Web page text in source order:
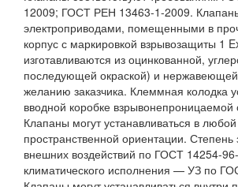
12009; ГОСТ РЕН 13463-1-2009.
электроприводами, помещенными в
корпус с маркировкой взрывозащиты 1
изготавливаются из оцинкованной,
последующей окраской) и
желанию заказчика. Клеммная колодка
вводной коробке взрывонепроницаемой
Клапаны могут устанавливаться в любой
пространственной ориентации.
внешних воздействий по ГОСТ 14254-
климатического исполнения — УЗ по